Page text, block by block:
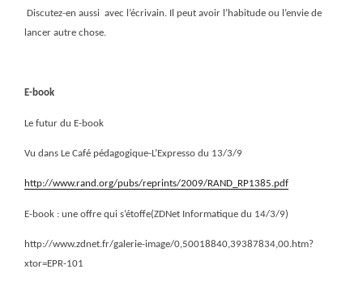
Discutez-en aussi avec l’écrivain. Il peut avoir l’habitude ou l’envie de
lancer autre chose.
E-book
Le futur du E-book
Vu dans Le Café pédagogique-L’Expresso du 13/3/9
http://www.rand.org/pubs/reprints/2009/RAND_RP1385.pdf
E-book : une offre qui s’étoffe(ZDNet Informatique du 14/3/9)
http://www.zdnet.fr/galerie-image/0,50018840,39387834,00.htm?
xtor=EPR-101